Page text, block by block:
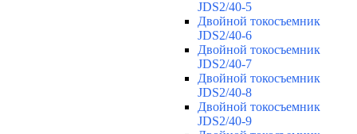
JDS2/40-5
Двойной токосъемник
JDS2/40-6
Двойной токосъемник
JDS2/40-7
Двойной токосъемник
JDS2/40-8
Двойной токосъемник
JDS2/40-9